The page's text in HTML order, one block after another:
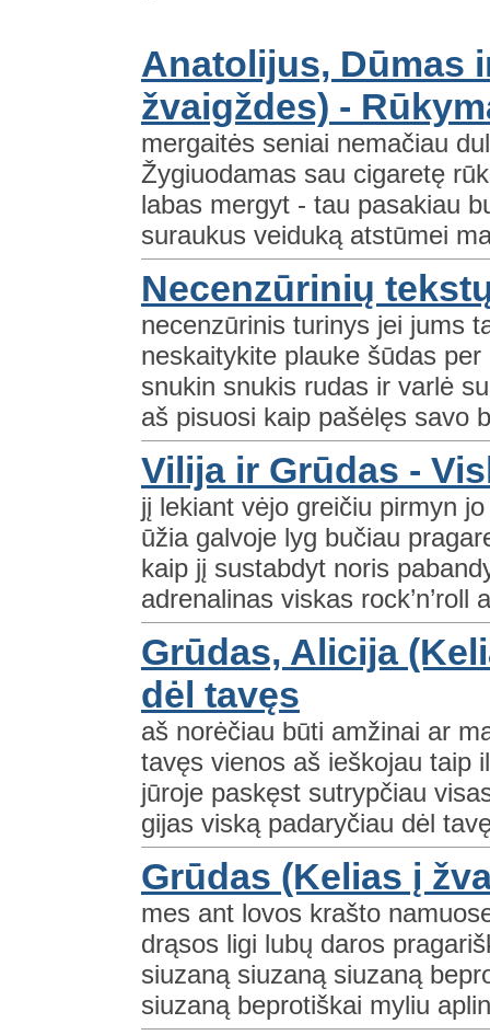
Anatolijus, Dūmas
žvaigždes) -
mergaitės seniai nemačiau
Žygiuodamas sau cigaretę
labas mergyt - tau pasakiau
suraukus veiduką atstūmei
Necenzūrinių
necenzūrinis turinys jei jums
neskaitykite plauke šūdas
snukin snukis rudas ir varlė
aš pisuosi kaip pašėlęs savo
Vilija ir Grūdas -
jį lekiant vėjo greičiu pirmyn
ūžia galvoje lyg bučiau
kaip jį sustabdyt noris
adrenalinas viskas rock’n’roll
Grūdas, Alicija
dėl tavęs
aš norėčiau būti amžinai ar
tavęs vienos aš ieškojau taip
jūroje paskęst sutrypčiau
gijas viską padaryčiau dėl
Grūdas (Kelias į
mes ant lovos krašto
drąsos ligi lubų daros
siuzaną siuzaną siuzaną
siuzaną beprotiškai myliu